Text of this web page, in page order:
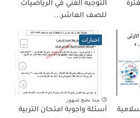
التوجيه الفني في الرياضيات
للصف العاشر...
اختبارات
منذ بضع شهور
أسئلة واجوبة امتحان التربية